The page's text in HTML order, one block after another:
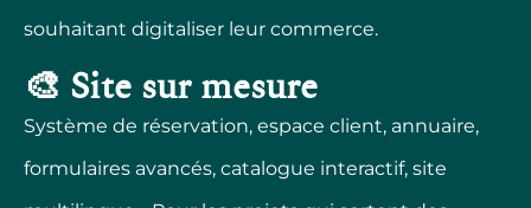
souhaitant digitaliser leur commerce.
🎨 Site sur mesure
Système de réservation, espace client, annuaire,
formulaires avancés, catalogue interactif, site